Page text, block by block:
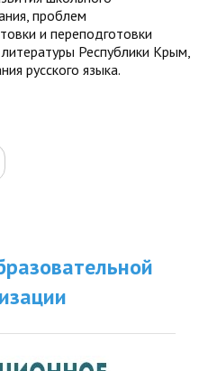
проблем
и переподготовки
литературы Республики Крым,
русского языка.